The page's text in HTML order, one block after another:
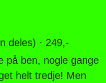
deles) · 249,-
på ben, nogle gange
helt tredje! Men